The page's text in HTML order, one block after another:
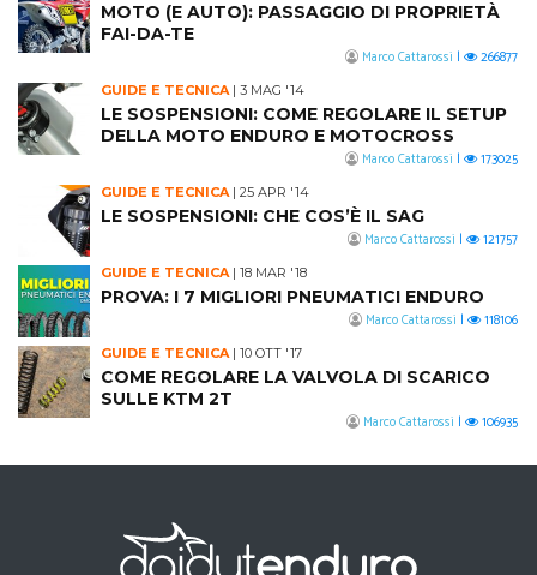
MOTO (E AUTO): PASSAGGIO DI PROPRIETÀ
FAI-DA-TE
Marco Cattarossi | 266877
GUIDE E TECNICA| 3 MAG '14
LE SOSPENSIONI: COME REGOLARE IL SETUP
DELLA MOTO ENDURO E MOTOCROSS
Marco Cattarossi | 173025
GUIDE E TECNICA| 25 APR '14
LE SOSPENSIONI: CHE COS’È IL SAG
Marco Cattarossi | 121757
GUIDE E TECNICA| 18 MAR '18
PROVA: I 7 MIGLIORI PNEUMATICI ENDURO
Marco Cattarossi | 118106
GUIDE E TECNICA| 10 OTT '17
COME REGOLARE LA VALVOLA DI SCARICO
SULLE KTM 2T
Marco Cattarossi | 106935